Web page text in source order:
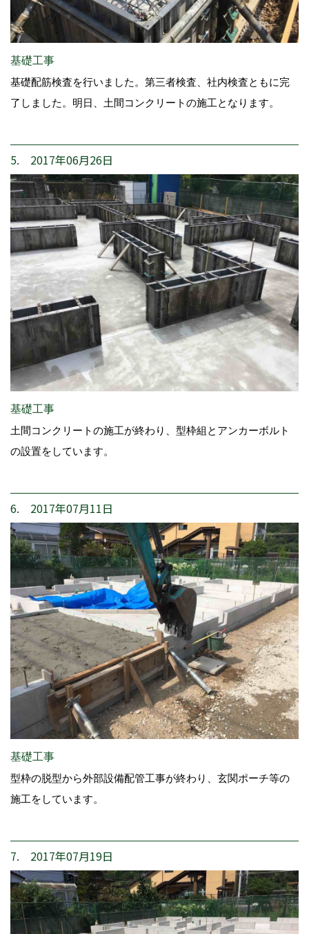
基礎工事
基礎配筋検査を行いました。第三者検査、社内検査ともに完
了しました。明日、土間コンクリートの施工となります。
5. 2017年06月26日
基礎工事
土間コンクリートの施工が終わり、型枠組とアンカーボルト
の設置をしています。
6. 2017年07月11日
基礎工事
型枠の脱型から外部設備配管工事が終わり、玄関ポーチ等の
施工をしています。
7. 2017年07月19日